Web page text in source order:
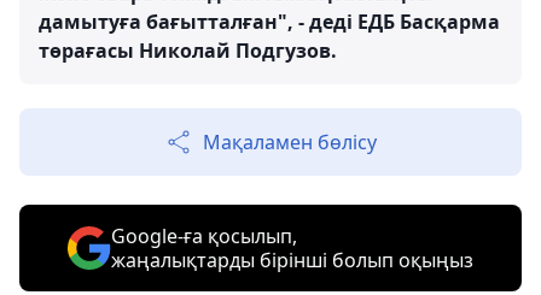
дамытуға бағытталған", - деді ЕДБ Басқарма
төрағасы Николай Подгузов.
Мақаламен бөлісу
Google-ға қосылып,
жаңалықтарды бірінші болып оқыңыз